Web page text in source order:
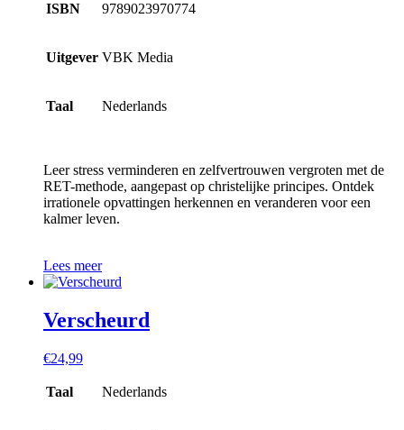
ISBN 9789023970774
Uitgever VBK Media
Taal Nederlands
Leer stress verminderen en zelfvertrouwen vergroten met de
RET-methode, aangepast op christelijke principes. Ontdek
irrationele opvattingen herkennen en veranderen voor een
kalmer leven.
Lees meer
Verscheurd
€24,99
Taal Nederlands